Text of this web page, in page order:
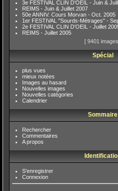
3e FESTIVAL CLIN D'OEIL - Juin &
REIMS - Juin & Juillet 2007
50e ANNIV. Cours Morvan - Oct. 2005
1er FESTIVAL "Sourds-Métrages" -
2e FESTIVAL CLIN D'OEIL - Juillet
REIMS - Juillet 2005
[ 9401
Spécial
plus vues
mieux notées
Images au hasard
Nouvelles images
Nouvelles catégories
Calendrier
Sommaire
Rechercher
Commentaires
A propos
S'enregistrer
Connexion